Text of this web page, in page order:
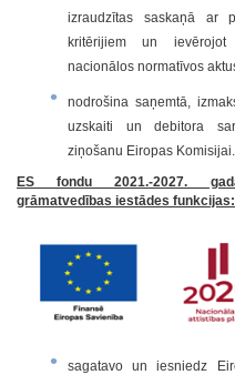
izraudzītas saskaņā ar
kritērijiem un
nacionālos normatīvos
nodrošina saņemtā,
uzskaiti un debitora
ziņošanu Eiropas Komisijai.
ES fondu 2021.-2027.
grāmatvedības iestādes funkcijas:
sagatavo un iesniedz